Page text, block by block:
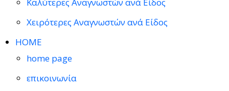
Καλύτερες Αναγνωστών ανά Είδος
Χειρότερες Αναγνωστών ανά Είδος
HOME
home page
επικοινωνία